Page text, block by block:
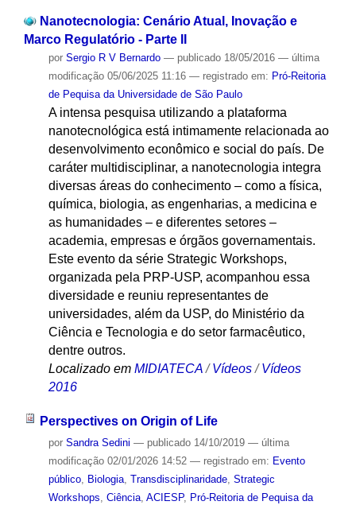
Nanotecnologia: Cenário Atual, Inovação e
Marco Regulatório - Parte II
por Sergio R V Bernardo — publicado18/05/2016 — última
modificação05/06/2025 11:16 — registrado em: Pró-Reitoria
de Pequisa da Universidade de São Paulo
A intensa pesquisa utilizando a plataforma
nanotecnológica está intimamente relacionada ao
desenvolvimento econômico e social do país. De
caráter multidisciplinar, a nanotecnologia integra
diversas áreas do conhecimento – como a física,
química, biologia, as engenharias, a medicina e
as humanidades – e diferentes setores –
academia, empresas e órgãos governamentais.
Este evento da série Strategic Workshops,
organizada pela PRP-USP, acompanhou essa
diversidade e reuniu representantes de
universidades, além da USP, do Ministério da
Ciência e Tecnologia e do setor farmacêutico,
dentre outros.
Localizado em MIDIATECA /Vídeos /Vídeos
2016
Perspectives on Origin of Life
por Sandra Sedini — publicado14/10/2019 — última
modificação02/01/2026 14:52 — registrado em: Evento
público, Biologia, Transdisciplinaridade, Strategic
Workshops, Ciência, ACIESP, Pró-Reitoria de Pequisa da